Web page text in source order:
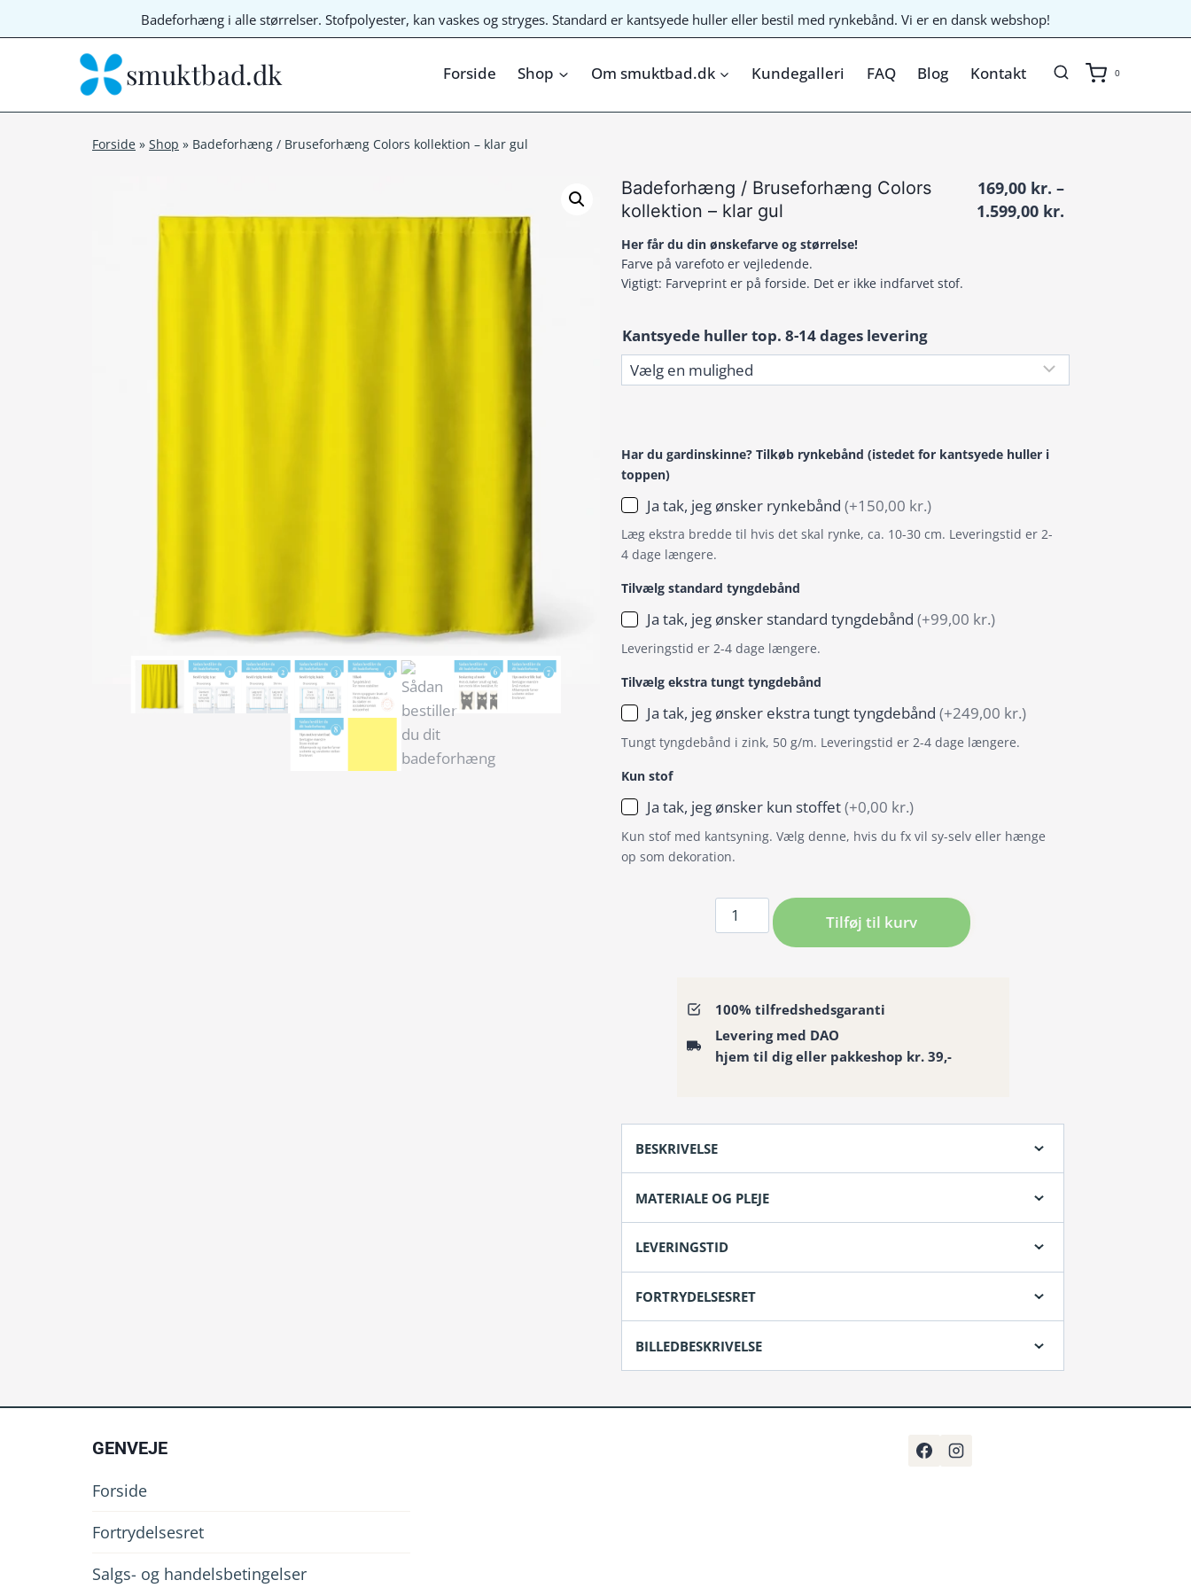
til
Badeforhæng i alle størrelser. Stofpolyester, kan vaskes og stryges. Standard er kantsyede huller eller bestil med rynkebånd. Vi er en dansk webshop!
smuktbad.dk Forside Shop Om smuktbad.dk Kundegalleri FAQ Blog Kontakt 0
Forside » Shop » Badeforhæng / Bruseforhæng Colors kollektion – klar gul
Badeforhæng / Bruseforhæng Colors
kollektion – klar gul
169,00 kr. –
1.599,00 kr.
Her får du din ønskefarve og størrelse!
Farve på varefoto er vejledende.
Vigtigt: Farveprint er på forside. Det er ikke indfarvet stof.
Kantsyede huller top. 8-14 dages levering
Har du gardinskinne? Tilkøb rynkebånd (istedet for kantsyede huller i
toppen)
Ja tak, jeg ønsker rynkebånd (+150,00 kr.)
Læg ekstra bredde til hvis det skal rynke, ca. 10-30 cm. Leveringstid er 2-
4 dage længere.
Tilvælg standard tyngdebånd
Ja tak, jeg ønsker standard tyngdebånd (+99,00 kr.)
Leveringstid er 2-4 dage længere.
Tilvælg ekstra tungt tyngdebånd
Ja tak, jeg ønsker ekstra tungt tyngdebånd (+249,00 kr.)
Tungt tyngdebånd i zink, 50 g/m. Leveringstid er 2-4 dage længere.
Kun stof
Ja tak, jeg ønsker kun stoffet(+0,00 kr.)
Kun stof med kantsyning. Vælg denne, hvis du fx vil sy-selv eller hænge
op som dekoration.
Badeforhæng
/
kollektion
–
klar
Tilføj til kurv
100% tilfredshedsgaranti
Levering med DAO
hjem til dig eller pakkeshop kr. 39,-
BESKRIVELSE
MATERIALE OG PLEJE
LEVERINGSTID
FORTRYDELSESRET
BILLEDBESKRIVELSE
GENVEJE
Forside
Fortrydelsesret
Salgs- og handelsbetingelser